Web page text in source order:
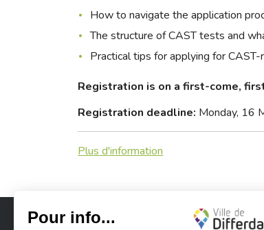
How to navigate the application
The structure of CAST tests and
Practical tips for applying for
Registration is on a first-come,
Registration deadline: Monday, 16
Plus d'information